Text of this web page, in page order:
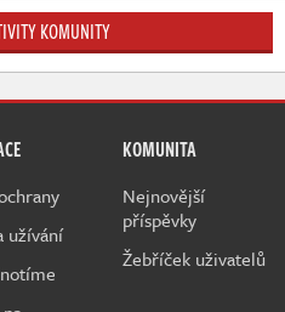
KOMUNITY
užívání
KOMUNITA
Nejnovější
příspěvky
Žebříček uživatelů